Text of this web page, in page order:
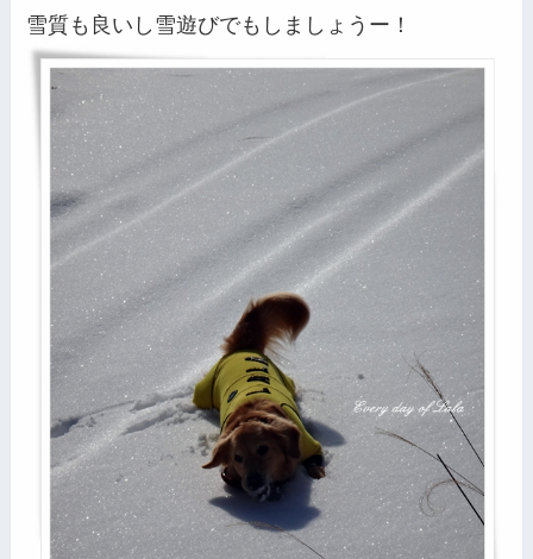
雪質も良いし雪遊びでもしましょうー！